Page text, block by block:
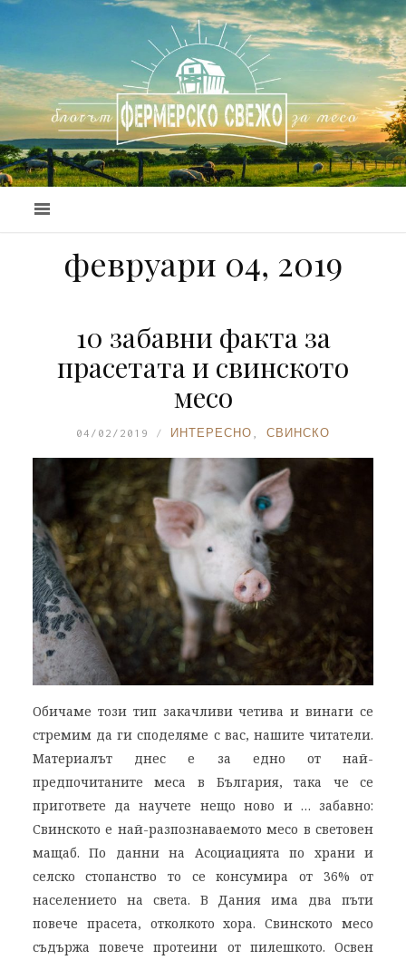
февруари 04, 2019
10 забавни факта за
прасетата и свинското
месо
04/02/2019 ИНТЕРЕСНО СВИНСКО
Обичаме този тип закачливи четива и винаги се
стремим да ги споделяме с вас, нашите читатели.
Материалът днес е за едно от най-
предпочитаните меса в България, така че се
пригответе да научете нещо ново и … забавно:
Свинското е най-разпознаваемото месо в световен
мащаб. По данни на Асоциацията по храни и
селско стопанство то се консумира от 36% от
населението на света. В Дания има два пъти
повече прасета, отколкото хора. Свинското месо
съдържа повече протеини от пилешкото. Освен